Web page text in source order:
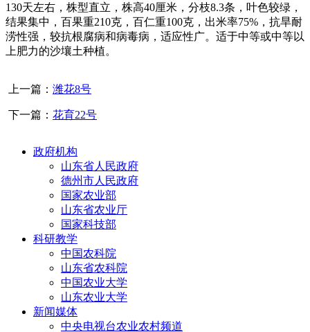
130天左右，株型直立，株高40厘米，分枝8.3条，叶色较绿，
结果集中，百果重210克，百仁重100克，出米率75%，抗旱耐
涝性强，较抗根腐病和病毒病，适应性广。适于中等或中等以
上肥力的沙壤土种植。
上一篇： 潍花8号
下一篇： 花育22号
政府机构
山东省人民政府
德州市人民政府
国家农业部
山东省农业厅
国家科技部
科研教学
中国农科院
山东省农科院
中国农业大学
山东农业大学
新闻媒体
中央电视台农业农村频道